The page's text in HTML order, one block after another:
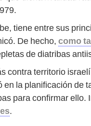
tiene entre sus
De hecho, como
de diatribas
contra territorio
en la planificación de
para confirmar
.